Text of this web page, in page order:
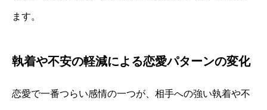
ます。
執着や不安の軽減による恋愛パターンの変化
恋愛で一番つらい感情の一つが、相手への強い執着や不